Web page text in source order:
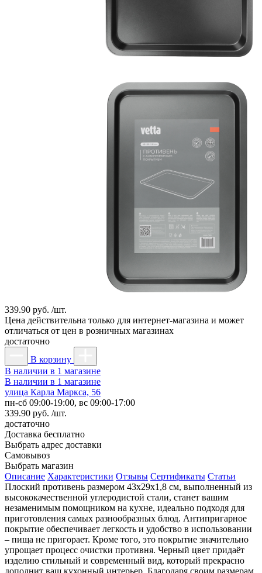
339.90 руб. /шт.
Цена действительна только для интернет-магазина и может
отличаться от цен в розничных магазинах
достаточно
В корзину
В наличии в 1 магазине
В наличии в 1 магазине
улица Карла Маркса, 56
пн-сб 09:00-19:00, вс 09:00-17:00
339.90 руб. /шт.
достаточно
Доставка бесплатно
Выбрать адрес доставки
Самовывоз
Выбрать магазин
Описание Характеристики Отзывы Сертификаты Статьи
Плоский противень размером 43x29x1,8 см, выполненный из
высококачественной углеродистой стали, станет вашим
незаменимым помощником на кухне, идеально подходя для
приготовления самых разнообразных блюд. Антипригарное
покрытие обеспечивает легкость и удобство в использовании
– пища не пригорает. Кроме того, это покрытие значительно
упрощает процесс очистки противня. Черный цвет придаёт
изделию стильный и современный вид, который прекрасно
дополнит ваш кухонный интерьер. Благодаря своим размерам